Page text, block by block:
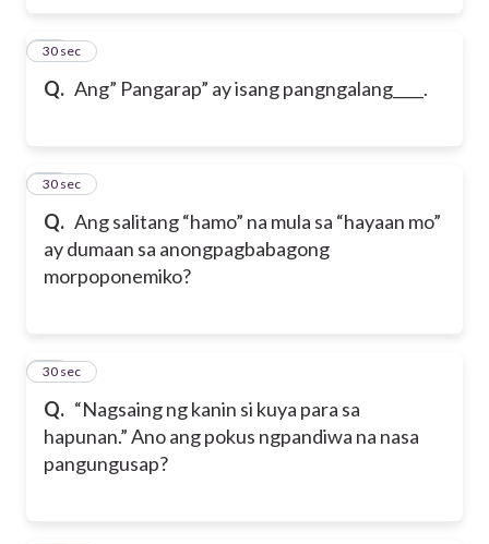
Q. Ang” Pangarap” ay isang pangngalang____.
50
30 sec
Q. Ang salitang “hamo” na mula sa “hayaan mo”
ay dumaan sa anongpagbabagong
morpoponemiko?
51
30 sec
Q. “Nagsaing ng kanin si kuya para sa
hapunan.” Ano ang pokus ngpandiwa na nasa
pangungusap?
52
30 sec